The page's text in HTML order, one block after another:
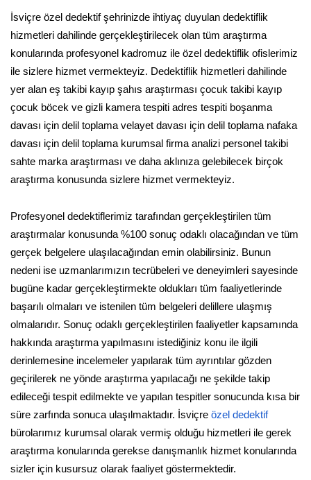
İsviçre özel dedektif şehrinizde ihtiyaç duyulan dedektiflik
hizmetleri dahilinde gerçekleştirilecek olan tüm araştırma
konularında profesyonel kadromuz ile özel dedektiflik ofislerimiz
ile sizlere hizmet vermekteyiz. Dedektiflik hizmetleri dahilinde
yer alan eş takibi kayıp şahıs araştırması çocuk takibi kayıp
çocuk böcek ve gizli kamera tespiti adres tespiti boşanma
davası için delil toplama velayet davası için delil toplama nafaka
davası için delil toplama kurumsal firma analizi personel takibi
sahte marka araştırması ve daha aklınıza gelebilecek birçok
araştırma konusunda sizlere hizmet vermekteyiz.
Profesyonel dedektiflerimiz tarafından gerçekleştirilen tüm
araştırmalar konusunda %100 sonuç odaklı olacağından ve tüm
gerçek belgelere ulaşılacağından emin olabilirsiniz. Bunun
nedeni ise uzmanlarımızın tecrübeleri ve deneyimleri sayesinde
bugüne kadar gerçekleştirmekte oldukları tüm faaliyetlerinde
başarılı olmaları ve istenilen tüm belgeleri delillere ulaşmış
olmalarıdır. Sonuç odaklı gerçekleştirilen faaliyetler kapsamında
hakkında araştırma yapılmasını istediğiniz konu ile ilgili
derinlemesine incelemeler yapılarak tüm ayrıntılar gözden
geçirilerek ne yönde araştırma yapılacağı ne şekilde takip
edileceği tespit edilmekte ve yapılan tespitler sonucunda kısa bir
süre zarfında sonuca ulaşılmaktadır. İsviçre özel dedektif
bürolarımız kurumsal olarak vermiş olduğu hizmetleri ile gerek
araştırma konularında gerekse danışmanlık hizmet konularında
sizler için kusursuz olarak faaliyet göstermektedir.